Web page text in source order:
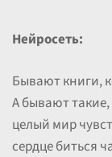
Нейросеть:
Бывают книги,
А бывают
целый мир
сердце биться